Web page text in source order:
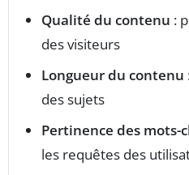
Qualité du contenu :
des visiteurs
Longueur du contenu
des sujets
Pertinence des mots-
les requêtes des